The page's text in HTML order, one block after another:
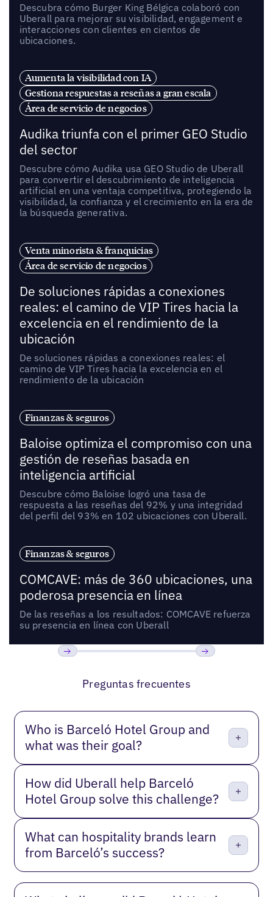
Descubra cómo Burger King Bélgica colaboró con
Uberall para mejorar su visibilidad, engagement e
interacciones con clientes en cientos de
ubicaciones.
Aumenta la visibilidad con IA
Gestiona respuestas a reseñas a gran escala
Área de servicio de negocios
Audika triunfa con el primer GEO Studio
del sector
Descubre cómo Audika usa GEO Studio de Uberall
para convertir el descubrimiento de inteligencia
artificial en una ventaja competitiva, protegiendo la
visibilidad, la confianza y el crecimiento en la era de
la búsqueda generativa.
Venta minorista & franquicias
Área de servicio de negocios
De soluciones rápidas a conexiones
reales: el camino de VIP Tires hacia la
excelencia en el rendimiento de la
ubicación
De soluciones rápidas a conexiones reales: el
camino de VIP Tires hacia la excelencia en el
rendimiento de la ubicación
Finanzas & seguros
Baloise optimiza el compromiso con una
gestión de reseñas basada en
inteligencia artificial
Descubre cómo Baloise logró una tasa de
respuesta a las reseñas del 92% y una integridad
del perfil del 93% en 102 ubicaciones con Uberall.
Finanzas & seguros
COMCAVE: más de 360 ubicaciones, una
poderosa presencia en línea
De las reseñas a los resultados: COMCAVE refuerza
su presencia en línea con Uberall
Preguntas frecuentes
Who is Barceló Hotel Group and
what was their goal?
How did Uberall help Barceló
Hotel Group solve this challenge?
What can hospitality brands learn
from Barceló’s success?